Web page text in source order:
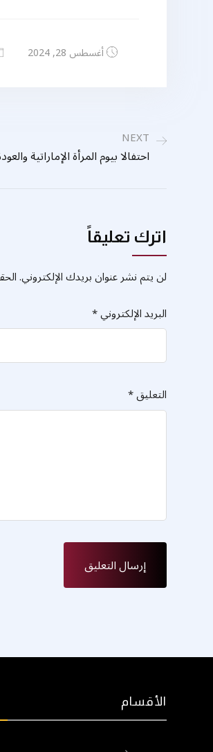
أغسطس 28, 2024
NEXT
احتفالا بيوم المرأة الإماراتية
اترك تعليقاً
لن يتم نشر عنوان بريدك الإلكتروني.
البريد الإلكتروني*
التعليق*
الأقسام